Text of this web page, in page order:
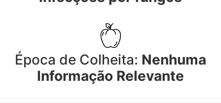
Época de Colheita: Nenhuma
Informação Relevante